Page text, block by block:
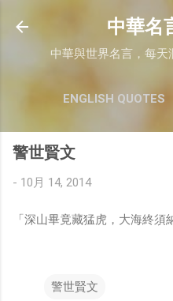
跳至
中華名
中華與世界名言，每天
ENGLISH QUOTES
警世賢文
- 10月 14, 2014
「深山畢竟藏猛虎，大海終須
警世賢文